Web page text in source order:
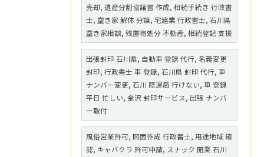
売却, 遺産分割協議書 作成, 相続手続き 行政書
士, 空き家 解体 分譲, 宅建業 行政書士, 石川県
空き家相談, 残置物処分 不動産, 相続登記 支援
出張封印 石川県, 自動車 登録 代行, 名義変更
封印, 行政書士 車 登録, 石川県 封印 代行, 車
ナンバー変更, 石川 陸運局 行けない, 車 登録
平日 忙しい, 金沢 封印サービス, 出張 ナンバ
ー取付
風俗営業許可, 図面作成 行政書士, 用途地域 確
認, キャバクラ 許可申請, スナック 開業 石川